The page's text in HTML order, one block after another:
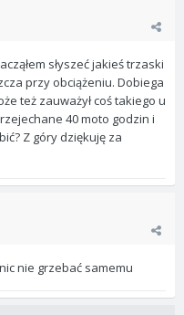
słyszeć jakieś trzaski
przy obciążeniu. Dobiega
też zauważył coś takiego u
40 moto godzin i
Z góry dziękuję za
nie grzebać samemu